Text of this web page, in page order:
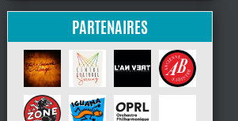
PARTENAIRES